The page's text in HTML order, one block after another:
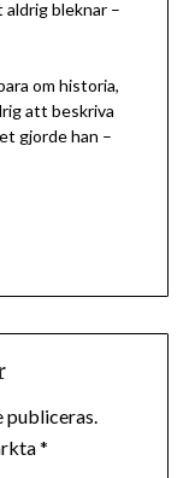
bleknar –
om historia,
att beskriva
gjorde han –
*